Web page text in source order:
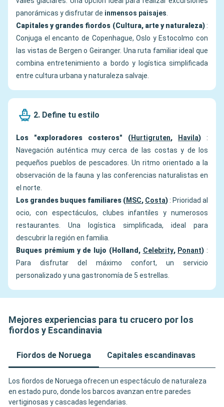
panorámicas y disfrutar de inmensos paisajes.
Capitales y grandes fiordos (Cultura, arte y naturaleza):
Conjuga el encanto de Copenhague, Oslo y Estocolmo con
las vistas de Bergen o Geiranger. Una ruta familiar ideal que
combina entretenimiento a bordo y logística simplificada
entre cultura urbana y naturaleza salvaje.
2. Define tu estilo
Los "exploradores costeros" (Hurtigruten, Havila) :
Navegación auténtica muy cerca de las costas y de los
pequeños pueblos de pescadores. Un ritmo orientado a la
observación de la fauna y las conferencias naturalistas en
el norte.
Los grandes buques familiares (MSC, Costa): Prioridad al
ocio, con espectáculos, clubes infantiles y numerosos
restaurantes. Una logística simplificada, ideal para
descubrir la región en familia.
Buques prémium y de lujo (Holland, Celebrity, Ponant) :
Para disfrutar del máximo confort, un servicio
personalizado y una gastronomía de 5 estrellas.
Mejores experiencias para tu crucero por los
fiordos y Escandinavia
Fiordos de Noruega Capitales escandinavas
Los fiordos de Noruega ofrecen un espectáculo de naturaleza
en estado puro, donde los barcos avanzan entre paredes
vertiginosas y cascadas legendarias.